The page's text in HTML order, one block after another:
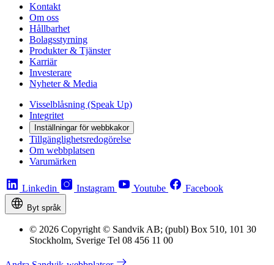
Kontakt
Om oss
Hållbarhet
Bolagsstyrning
Produkter & Tjänster
Karriär
Investerare
Nyheter & Media
Visselblåsning (Speak Up)
Integritet
Inställningar för webbkakor
Tillgänglighetsredogörelse
Om webbplatsen
Varumärken
Linkedin Instagram Youtube Facebook
Byt språk
© 2026 Copyright © Sandvik AB; (publ) Box 510, 101 30
Stockholm, Sverige Tel 08 456 11 00